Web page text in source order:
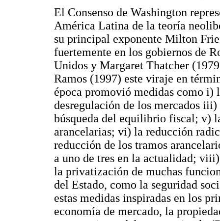
El Consenso de Washington
América Latina de la teoría
su principal exponente Milton
fuertemente en los gobiernos de
Unidos y Margaret Thatcher
Ramos (1997) este viraje en
época promovió medidas como
desregulación de los mercados
búsqueda del equilibrio fiscal; v)
arancelarias; vi) la reducción
reducción de los tramos
a uno de tres en la actualidad;
la privatización de muchas
del Estado, como la seguridad
estas medidas inspiradas en los
economía de mercado, la